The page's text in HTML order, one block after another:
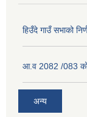
हिउँदे गाउँ सभाको
आ.व 2082 /083 को
अन्य